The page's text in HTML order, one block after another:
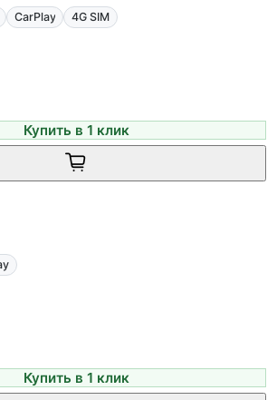
CarPlay 4G SIM
Купить в 1 клик
Купить в 1 клик